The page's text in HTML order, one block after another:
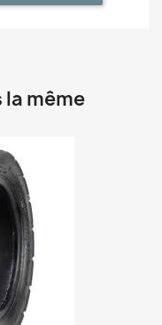
même